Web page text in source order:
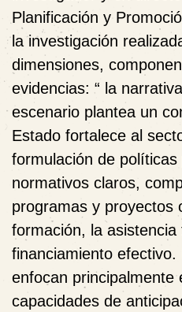
Planificación y
la investigación
dimensiones,
evidencias: “ la
escenario plantea un
Estado fortalece al
formulación de
normativos claros,
programas y proyectos
formación, la
financiamiento
enfocan principalmente
capacidades de